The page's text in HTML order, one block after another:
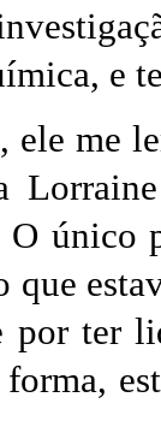
e
ele me
O único
por ter